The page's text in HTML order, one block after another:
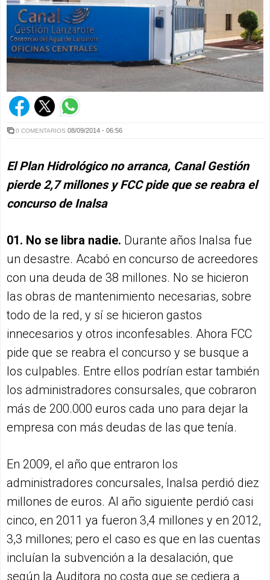
0 COMENTARIOS 08/09/2014 - 06:56
El Plan Hidrológico no arranca, Canal Gestión
pierde 2,7 millones y FCC pide que se reabra el
concurso de Inalsa
01. No se libra nadie. Durante años Inalsa fue
un desastre. Acabó en concurso de acreedores
con una deuda de 38 millones. No se hicieron
las obras de mantenimiento necesarias, sobre
todo de la red, y sí se hicieron gastos
innecesarios y otros inconfesables. Ahora FCC
pide que se reabra el concurso y se busque a
los culpables. Entre ellos podrían estar también
los administradores consursales, que cobraron
más de 200.000 euros cada uno para dejar la
empresa con más deudas de las que tenía.
En 2009, el año que entraron los
administradores concursales, Inalsa perdió diez
millones de euros. Al año siguiente perdió casi
cinco, en 2011 ya fueron 3,4 millones y en 2012,
3,3 millones; pero el caso es que en las cuentas
incluían la subvención a la desalación, que
según la Auditora no costa que se cediera a